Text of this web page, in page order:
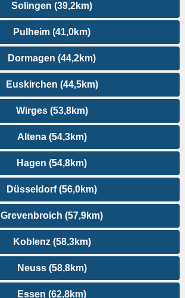
Solingen (39,2km)
Pulheim (41,0km)
Dormagen (44,2km)
Euskirchen (44,5km)
Wirges (53,8km)
Altena (54,3km)
Hagen (54,8km)
Düsseldorf (56,0km)
Grevenbroich (57,9km)
Koblenz (58,3km)
Neuss (58,8km)
Essen (62,8km)